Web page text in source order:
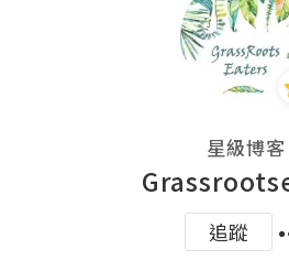
星級博客
追蹤